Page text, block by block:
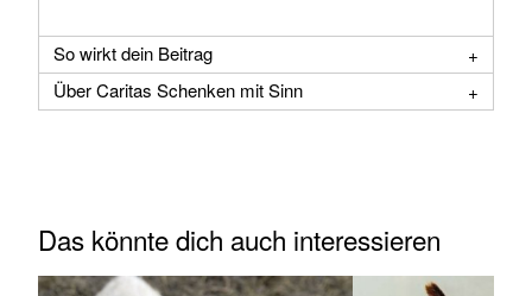
So wirkt dein Beitrag
Über Caritas Schenken mit Sinn
Das könnte dich auch interessieren